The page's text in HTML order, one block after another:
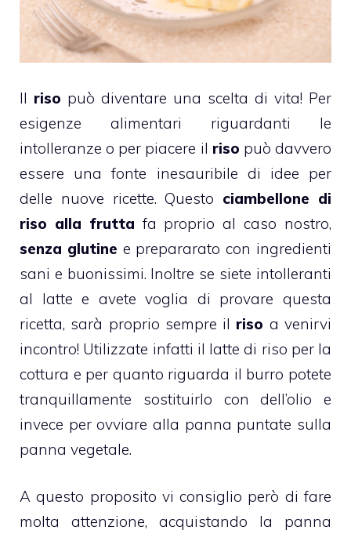
Il riso può diventare una scelta di vita! Per
esigenze alimentari riguardanti le
intolleranze o per piacere il riso può davvero
essere una fonte inesauribile di idee per
delle nuove ricette. Questo ciambellone di
riso alla frutta fa proprio al caso nostro,
senza glutine e prepararato con ingredienti
sani e buonissimi. Inoltre se siete intolleranti
al latte e avete voglia di provare questa
ricetta, sarà proprio sempre il riso a venirvi
incontro! Utilizzate infatti il latte di riso per la
cottura e per quanto riguarda il burro potete
tranquillamente sostituirlo con dell’olio e
invece per ovviare alla panna puntate sulla
panna vegetale.
A questo proposito vi consiglio però di fare
molta attenzione, acquistando la panna